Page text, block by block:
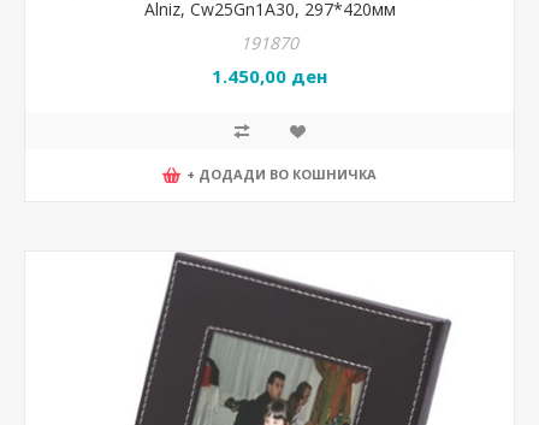
Alniz, Cw25Gn1A30, 297*420мм
191870
1.450,00 ден
+ ДОДАДИ ВО КОШНИЧКА